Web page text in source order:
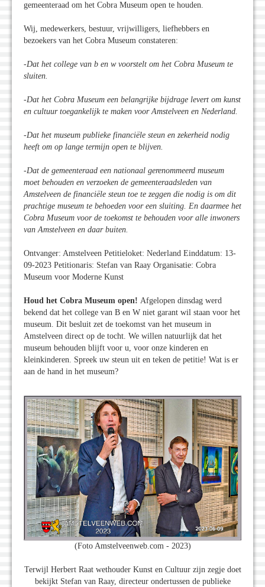
gemeenteraad om het Cobra Museum open te houden.
Wij, medewerkers, bestuur, vrijwilligers, liefhebbers en
bezoekers van het Cobra Museum constateren:
-Dat het college van b en w voorstelt om het Cobra Museum te
sluiten.
-Dat het Cobra Museum een belangrijke bijdrage levert om kunst
en cultuur toegankelijk te maken voor Amstelveen en Nederland.
-Dat het museum publieke financiële steun en zekerheid nodig
heeft om op lange termijn open te blijven.
-Dat de gemeenteraad een nationaal gerenommeerd museum
moet behouden en verzoeken de gemeenteraadsleden van
Amstelveen de financiële steun toe te zeggen die nodig is om dit
prachtige museum te behoeden voor een sluiting. En daarmee het
Cobra Museum voor de toekomst te behouden voor alle inwoners
van Amstelveen en daar buiten.
Ontvanger: Amstelveen Petitieloket: Nederland Einddatum: 13-
09-2023 Petitionaris: Stefan van Raay Organisatie: Cobra
Museum voor Moderne Kunst
Houd het Cobra Museum open! Afgelopen dinsdag werd
bekend dat het college van B en W niet garant wil staan voor het
museum. Dit besluit zet de toekomst van het museum in
Amstelveen direct op de tocht. We willen natuurlijk dat het
museum behouden blijft voor u, voor onze kinderen en
kleinkinderen. Spreek uw steun uit en teken de petitie! Wat is er
aan de hand in het museum?
(Foto Amstelveenweb.com - 2023)
Terwijl Herbert Raat wethouder Kunst en Cultuur zijn zegje doet
bekijkt Stefan van Raay, directeur ondertussen de publieke